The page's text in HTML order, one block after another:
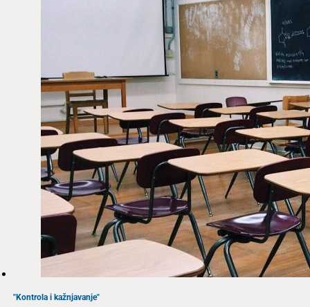
"Kontrola i kažnjavanje"